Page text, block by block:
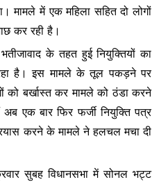
मामले में एक महिला सहित दो लोगों
कर रही है।
के तहत हुई नियुक्तियों का
रहा है। इस मामले के तूल पकड़ने पर
को बर्खास्त कर मामले को ठंडा करने
एक बार फिर फर्जी नियुक्ति पत्र
करने के मामले ने हलचल मचा दी
सुबह विधानसभा में सोनल भट्ट